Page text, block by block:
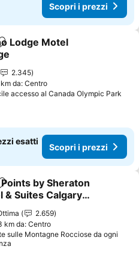
Scopri i prezzi
ai preferiti
Lodge Motel
i prezzi
2.345
da: Centro
accesso al Canada Olympic Park
esatti
Scopri i prezzi
ai preferiti
Points by Sheraton
& Suites Calgary
i prezzi2.659
km da: Centro
sulle Montagne Rocciose da ogni